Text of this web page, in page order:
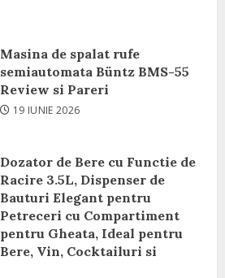
Masina de spalat rufe
semiautomata Büntz BMS-55
Review si Pareri
19 IUNIE 2026
Dozator de Bere cu Functie de
Racire 3.5L, Dispenser de
Bauturi Elegant pentru
Petreceri cu Compartiment
pentru Gheata, Ideal pentru
Bere, Vin, Cocktailuri si